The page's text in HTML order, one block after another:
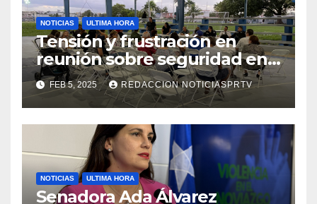
NOTICIAS ULTIMA HORA
Tensión y frustración en
reunión sobre seguridad en
Reparto Metropolitano
FEB 5, 2025 REDACCION NOTICIASPRTV
NOTICIAS ULTIMA HORA
Senadora Ada Álvarez